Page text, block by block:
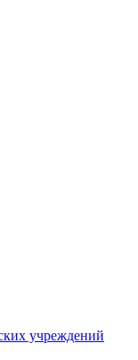
учреждений